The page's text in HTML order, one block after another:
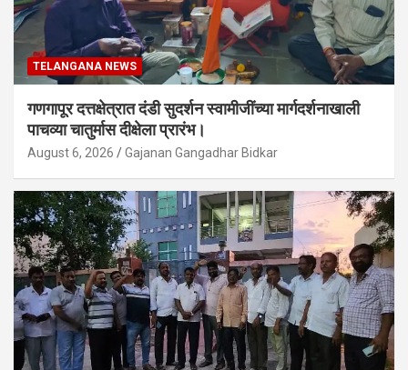
TELANGANA NEWS
गणगापूर दत्तक्षेत्रात दंडी सुदर्शन स्वामीजींच्या मार्गदर्शनाखाली
पाचव्या चातुर्मास दीक्षेला प्रारंभ।
August 6, 2026 Gajanan Gangadhar Bidkar